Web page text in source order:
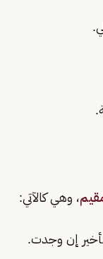
، وهي كالآتي:
إن وجدت.